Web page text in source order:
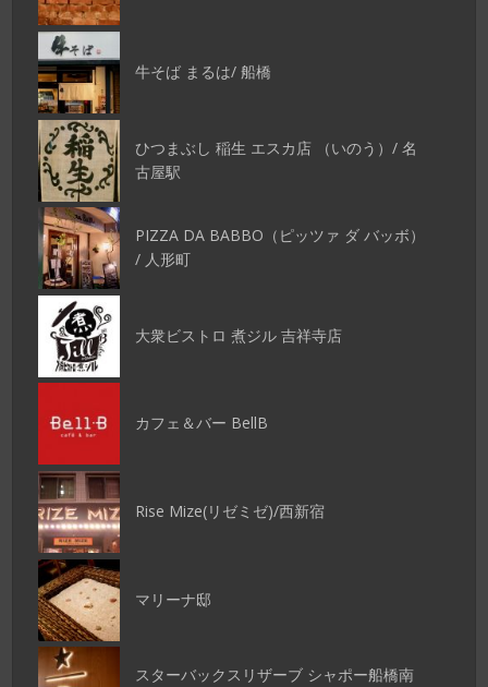
牛そば まるは/ 船橋
ひつまぶし 稲生 エスカ店 （いのう）/ 名
古屋駅
PIZZA DA BABBO（ピッツァ ダ バッボ）
/ 人形町
大衆ビストロ 煮ジル 吉祥寺店
カフェ＆バー BellB
Rise Mize(リゼミゼ)/西新宿
マリーナ邸
スターバックスリザーブ シャポー船橋南